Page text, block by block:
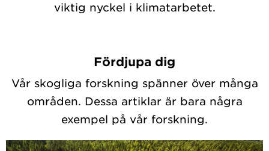
viktig nyckel i klimatarbetet.
Fördjupa dig
Vår skogliga forskning spänner över många
områden. Dessa artiklar är bara några
exempel på vår forskning.